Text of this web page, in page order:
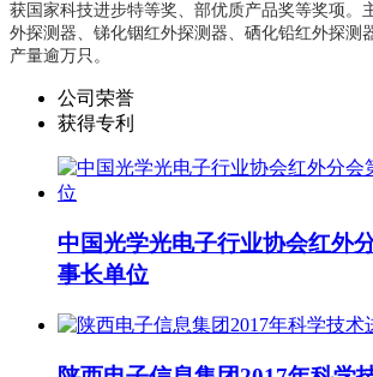
获国家科技进步特等奖、部优质产品奖等奖项。
外探测器、锑化铟红外探测器、硒化铅红外探测
产量逾万只。
公司荣誉
获得专利
中国光学光电子行业协会红外
事长单位